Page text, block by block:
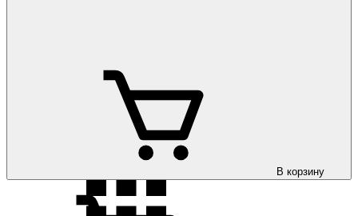
Mitsubishi Pajero Sport 2 2008-2015
В корзину